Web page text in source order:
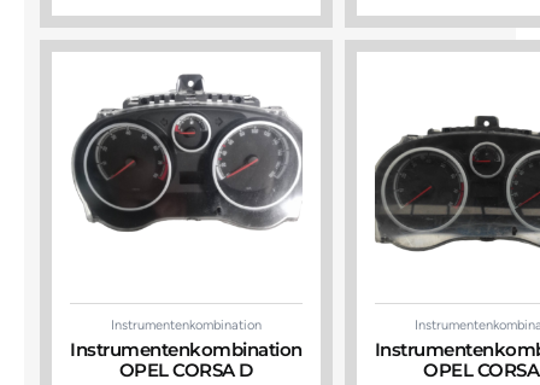
Instrumentenkombination
Instrumentenkombination
OPEL CORSA D
OPEL